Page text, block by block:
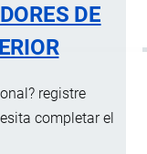
DE
registre
completar el